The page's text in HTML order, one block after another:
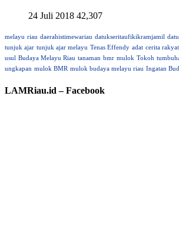
24 Juli 2018 42,307
melayu riau daerahistimewariau datukseritaufikikramjamil
tunjuk ajar tunjuk ajar melayu Tenas Effendy adat cerita rakyat
usul Budaya Melayu Riau tanaman bmr mulok Tokoh
ungkapan mulok BMR mulok budaya melayu riau Ingatan
LAMRiau.id – Facebook